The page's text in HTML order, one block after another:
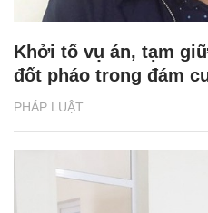
PHÁP LUẬT
Khởi tố vụ án, tạm
đốt pháo trong đám